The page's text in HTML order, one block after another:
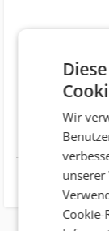
Adresse
Telefonnummer
Website
Wir
unserer